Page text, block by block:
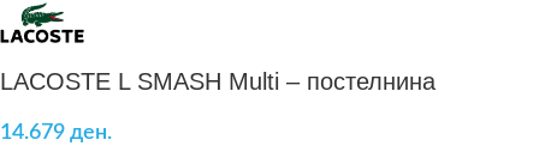
LACOSTE L SMASH Multi – постелнина
14.679 ден.